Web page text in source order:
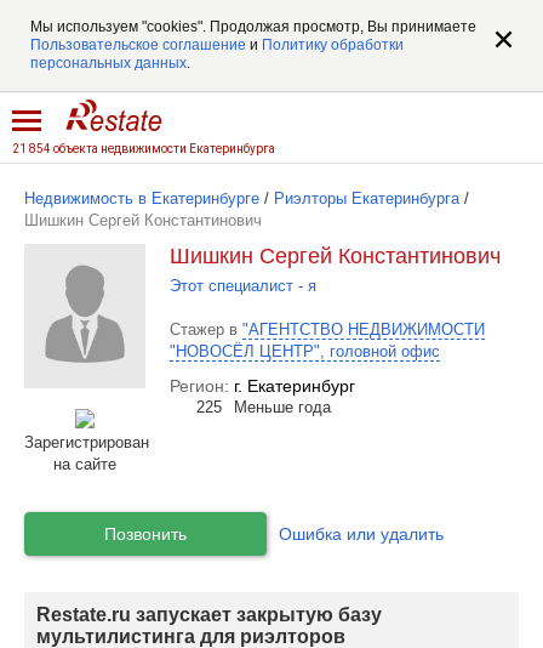
Мы используем "cookies". Продолжая просмотр, Вы принимаете
Пользовательское соглашение и Политику обработки
персональных данных.
21 854 объекта недвижимости Екатеринбурга
Недвижимость в Екатеринбурге / Риэлторы Екатеринбурга /
Шишкин Сергей Константинович
Зарегистрирован
на сайте
Шишкин Сергей Константинович
Этот специалист - я
Стажер в "АГЕНТСТВО НЕДВИЖИМОСТИ
"НОВОСЁЛ ЦЕНТР", головной офис
Регион: г. Екатеринбург
225 Меньше года
Позвонить Ошибка или удалить
Restate.ru запускает закрытую базу
мультилистинга для риэлторов